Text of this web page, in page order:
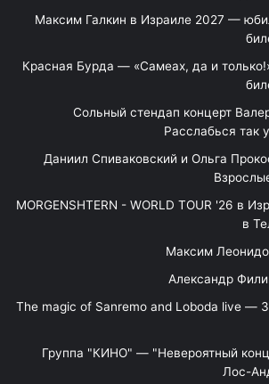
Максим Галкин в Израиле 2027 —
Красная Бурда — «Самеах, да и
"Сольный стендап концерт
Расслабься так
"Даниил Спиваковский и Ольга
MORGENSHTERN - WORLD TOUR '26 в
в
Максим
Александр
"The magic of Sanremo and Loboda live —
Группа "КИНО" — "Невероятный
Лос-